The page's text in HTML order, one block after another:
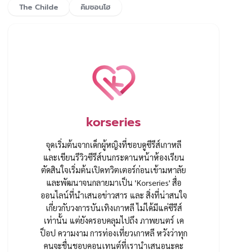
The Childe คิมซอนโฮ
korseries
จุดเริ่มต้นจากเด็กผู้หญิงที่ชอบดูซีรีส์เกาหลี
และเขียนรีวิวซีรีส์บนกระดานหน้าห้องเรียน
ตัดสินใจเริ่มต้นเปิดทวิตเตอร์ก่อนเข้ามหาลัย
และพัฒนาจนกลายมาเป็น 'Korseries' สื่อ
ออนไลน์ที่นำเสนอข่าวสาร และ สิ่งที่น่าสนใจ
เกี่ยวกับวงการบันเทิงเกาหลี ไม่ได้มีแค่ซีรีส์
เท่านั้น แต่ยังครอบคลุมไปถึง ภาพยนตร์ เค
ป็อป ความงาม การท่องเที่ยวเกาหลี หวังว่าทุก
คนจะชื่นชอบคอนเทนต์ที่เรานำเสนอนะคะ